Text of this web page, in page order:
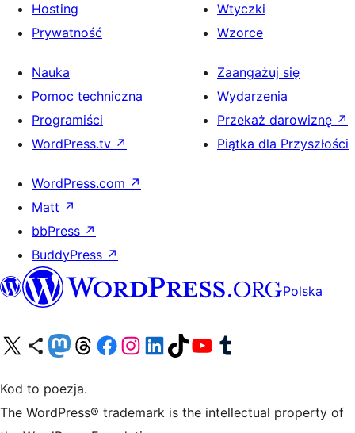
Hosting
Prywatność
Wtyczki
Wzorce
Nauka
Pomoc techniczna
Programiści
WordPress.tv ↗
Zaangażuj się
Wydarzenia
Przekaż darowiznę ↗
Piątka dla Przyszłości
WordPress.com ↗
Matt ↗
bbPress ↗
BuddyPress ↗
Polska
Odwiedź nasze konto X (dawniej Twitter)
Odwiedź nasze konto Bluesky
Odwiedź nasze konto na Mastodoncie
Odwiedź naszego Threadsa
Odwiedź naszego Facebooka
Odwiedź nasze konto na Instagramie
Odwiedź nasze konto na LinkedIn
Odwiedź naszego TikToka
Odwiedź nasz kanał YouTube
Odwiedź naszego Tumblra
Kod to poezja.
The WordPress® trademark is the intellectual property of